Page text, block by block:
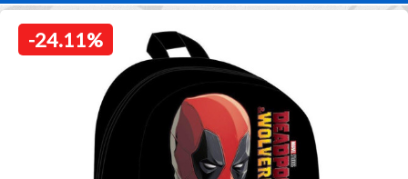
-24.11%